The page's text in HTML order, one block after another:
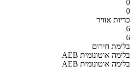
0
0
כריות אוויר
6
6
בלימת חירום
AEB בלימה אוטונומית
AEB בלימה אוטונומית